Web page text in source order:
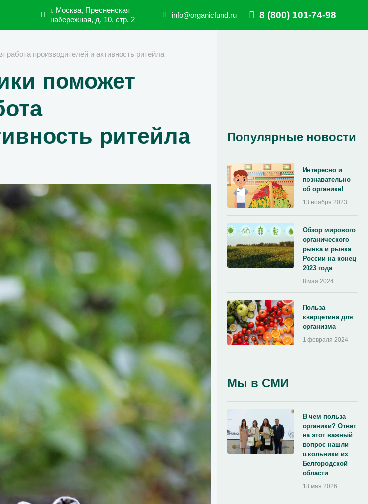
г. Москва, Пресненская
набережная, д. 10, стр. 2
info@organicfund.ru 8 (800) 101-74-98
работа производителей и активность ритейла
поможет
ритейла
Популярные новости
Интересно и
познавательно
об органике!
13 ноября 2023
Обзор мирового
органического
рынка и рынка
России на конец
2023 года
8 мая 2024
Польза
кверцетина для
организма
1 февраля 2024
Мы в СМИ
В чем польза
органики? Ответ
на этот важный
вопрос нашли
школьники из
Белгородской
области
18 мая 2026